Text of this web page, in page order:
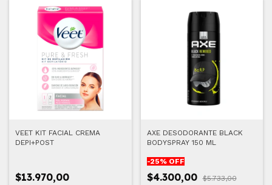
VEET KIT FACIAL CREMA
DEPI+POST
$13.970,00
AXE DESODORANTE BLACK
BODYSPRAY 150 ML
-25% OFF
$4.300,00 $5.733,00